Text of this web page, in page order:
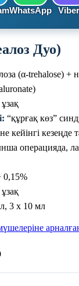
WhatsApp Viber
Дуо)
(α-trehalose) +
ұзақ
“құрғақ көз”
кейінгі кезеңде
операцияда,
0,15%
ұзақ
3 х 10 мл